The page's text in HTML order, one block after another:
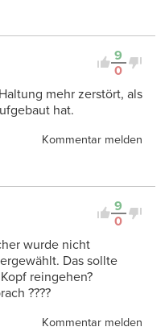
9
0
mehr zerstört, als
hat.
Kommentar melden
9
0
wurde nicht
Das sollte
reingehen?
????
Kommentar melden